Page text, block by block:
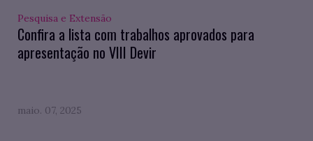
Pesquisa e Extensão
Confira a lista com trabalhos aprovados para
apresentação no VIII Devir
maio. 07, 2025